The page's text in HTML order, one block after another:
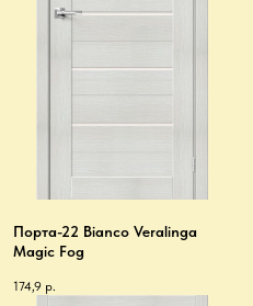
Порта-22 Bianco Veralinga
Magic Fog
174,9 р.